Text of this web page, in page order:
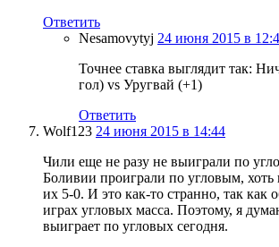
Ответить
Nesamovytyj 24 июня 2015 в
Точнее ставка выглядит так:
гол) vs Уругвай (+1)
Ответить
Wolf123 24 июня 2015 в 14:44
Чили еще не разу не выиграли по
Боливии проиграли по угловым, хоть
их 5-0. И это как-то странно, так как
играх угловых масса. Поэтому, я
выиграет по угловых сегодня.